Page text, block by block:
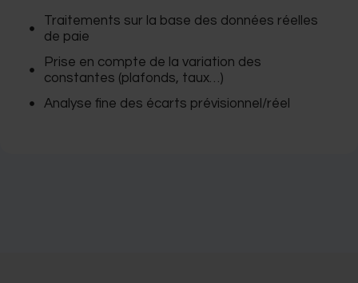
Traitements sur la base des données réelles
de paie
Prise en compte de la variation des
constantes (plafonds, taux…)
Analyse fine des écarts prévisionnel/réel